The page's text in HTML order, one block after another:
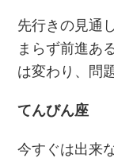
先行きの見通
まらず前進あ
は変わり、問
てんびん座
今すぐは出来